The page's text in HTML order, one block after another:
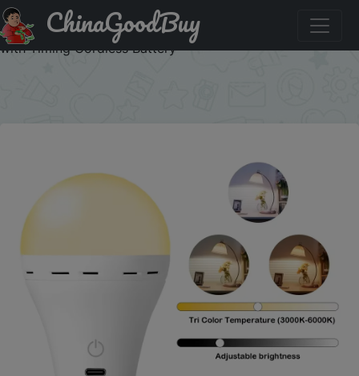
Купить по акции: HOMEFISH Rechargeable Light Bulb
RGB color USB Led Bulb Smart Bulb Dimmable E27 Bulbs
with Timing Cordless Battery
ChinaGoodBuy